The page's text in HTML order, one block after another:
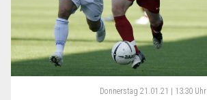
Donnerstag 21.01.21 | 13:30 Uhr